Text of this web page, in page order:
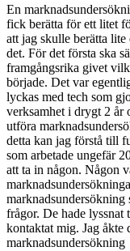
En
fick berätta för ett litet
att jag skulle berätta
det. För det första ska
framgångsrika givet
började. Det var
lyckas med tech som
verksamhet i drygt 2 år
utföra
detta kan jag förstå till
som arbetade ungefär
att ta in någon. Någon
marknadsundersökning
frågor. De hade lyssnat
kontaktat mig. Jag åkte
marknadsundersökning